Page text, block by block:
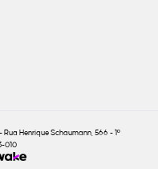
Henrique Schaumann, 566 - 1º
010